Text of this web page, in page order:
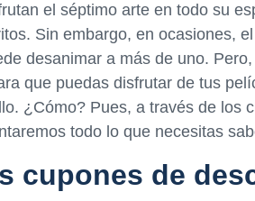
el séptimo arte en todo su
Sin embargo, en ocasiones,
desanimar a más de uno.
que puedas disfrutar de tus
¿Cómo? Pues, a través de los
todo lo que necesitas
cupones de